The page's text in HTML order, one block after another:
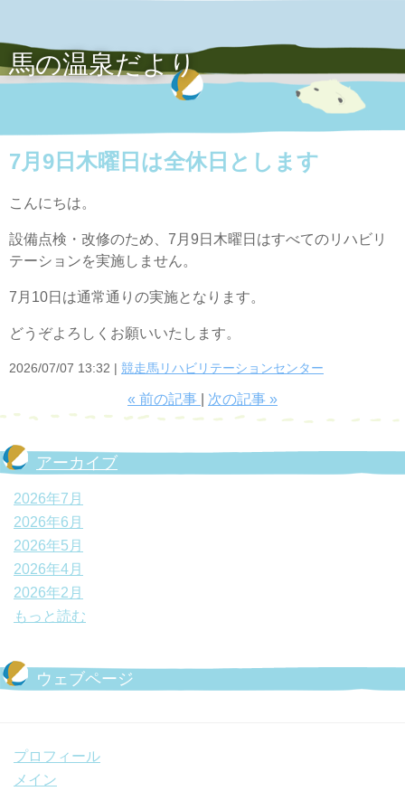
馬の温泉だより
7月9日木曜日は全休日とします
こんにちは。
設備点検・改修のため、7月9日木曜日はすべてのリハビリ
テーションを実施しません。
7月10日は通常通りの実施となります。
どうぞよろしくお願いいたします。
2026/07/07 13:32 競走馬リハビリテーションセンター
« 前の記事 次の記事 »
アーカイブ
2026年7月
2026年6月
2026年5月
2026年4月
2026年2月
もっと読む
ウェブページ
プロフィール
メイン